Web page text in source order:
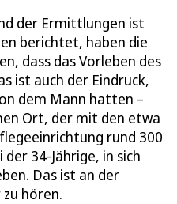
der Ermittlungen ist
berichtet, haben die
dass das Vorleben des
ist auch der Eindruck,
dem Mann hatten –
Ort, der mit den etwa
rund 300
34-Jährige, in sich
Das ist an der
hören.